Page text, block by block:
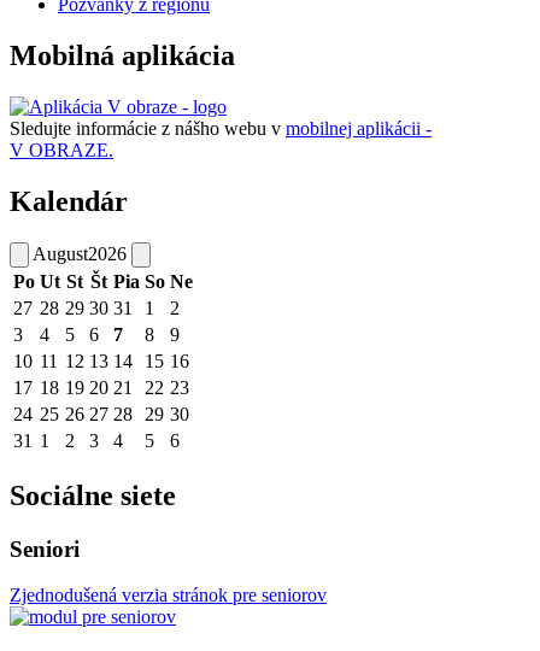
Pozvánky z regiónu
Mobilná aplikácia
Sledujte informácie z nášho webu v mobilnej aplikácii -
V OBRAZE.
Kalendár
August2026
Po Ut St Št Pia So Ne
27 28 29 30 31 1
2
3
4 5 6 7 8
9
10 11 12 13 14 15 16
17 18 19 20 21 22 23
24 25 26 27 28 29 30
31 1 2 3 4 5 6
Sociálne siete
Seniori
Zjednodušená verzia stránok pre seniorov